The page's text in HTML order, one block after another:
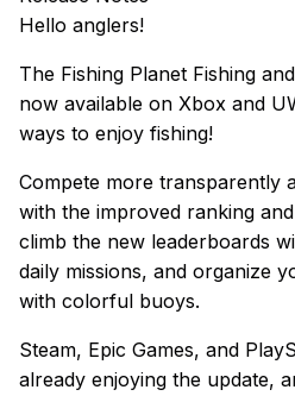
Hello anglers!
The Fishing Planet Fishing
now available on Xbox and
ways to enjoy fishing!
Compete more transparently
with the improved ranking
climb the new leaderboards
daily missions, and organize
with colorful buoys.
Steam, Epic Games, and
already enjoying the update,